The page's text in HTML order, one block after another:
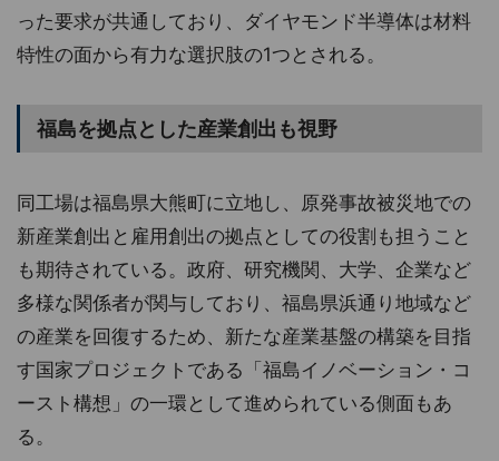
った要求が共通しており、ダイヤモンド半導体は材料
特性の面から有力な選択肢の1つとされる。
福島を拠点とした産業創出も視野
同工場は福島県大熊町に立地し、原発事故被災地での
新産業創出と雇用創出の拠点としての役割も担うこと
も期待されている。政府、研究機関、大学、企業など
多様な関係者が関与しており、福島県浜通り地域など
の産業を回復するため、新たな産業基盤の構築を目指
す国家プロジェクトである「福島イノベーション・コ
ースト構想」の一環として進められている側面もあ
る。